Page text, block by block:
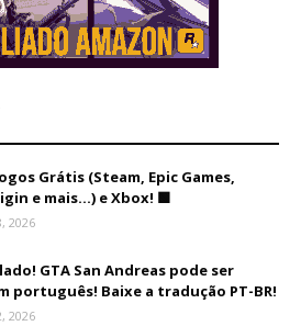
Grátis (Steam, Epic Games,
e mais...) e Xbox! 🟩
2026
GTA San Andreas pode ser
português! Baixe a tradução PT-BR!
2026